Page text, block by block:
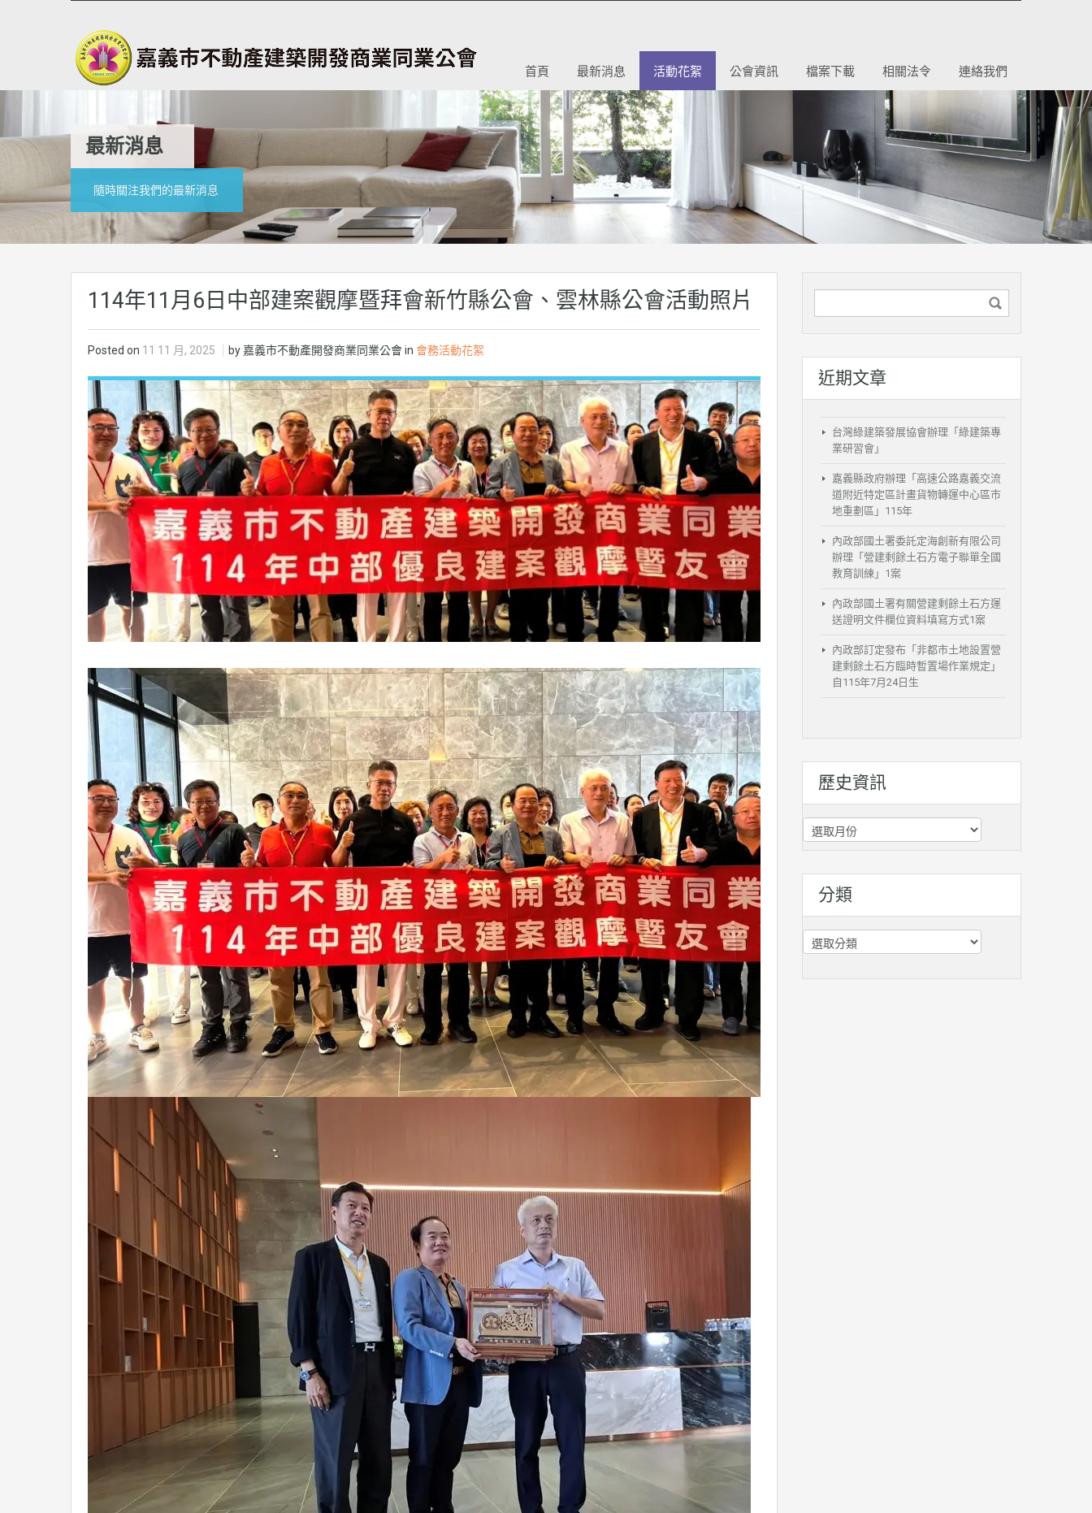
首頁 最新消息 活動花絮 公會資訊 檔案下載 相關法令 連絡我們
最新消息
隨時關注我們的最新消息
114年11月6日中部建案觀摩暨拜會新竹縣公會、雲林縣公會活動照片
Posted on 11 11 月, 2025 by 嘉義市不動產開發商業同業公會 in 會務活動花絮
近期文章
台灣綠建築發展協會辦理「綠建築專
業研習會」
嘉義縣政府辦理「高速公路嘉義交流
道附近特定區計畫貨物轉運中心區市
地重劃區」115年
內政部國土署委託定海創新有限公司
辦理「營建剩餘土石方電子聯單全國
教育訓練」1案
內政部國土署有關營建剩餘土石方運
送證明文件欄位資料填寫方式1案
內政部訂定發布「非都市土地設置營
建剩餘土石方臨時暫置場作業規定」
自115年7月24日生
歷史資訊
歷
史
訊
分類
分
類